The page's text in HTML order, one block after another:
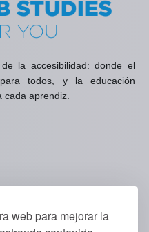
web para mejorar la
la accesibilidad: donde el
todos, y la educación
cada aprendiz.
Instagram